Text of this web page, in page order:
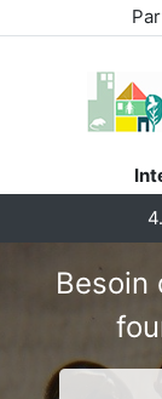
Besoin